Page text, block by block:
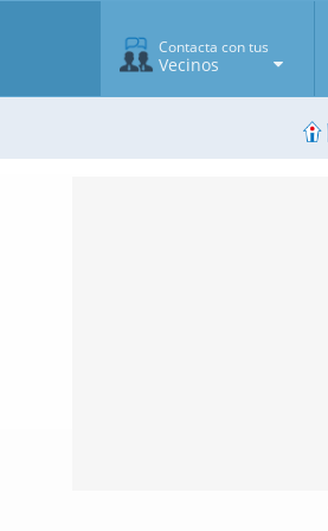
Contacta con tus
Vecinos